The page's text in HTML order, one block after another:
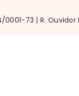
73 | R.